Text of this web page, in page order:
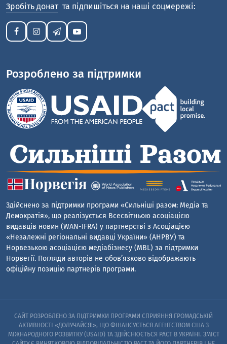
Зробіть донат та підпишіться на наші соцмережі:
Розроблено за підтримки
Здійснено за підтримки програми «Сильніші разом: Медіа та
Демократія», що реалізується Всесвітньою асоціацією
видавців новин (WAN-IFRA) у партнерстві з Асоціацією
«Незалежні регіональні видавці України» (АНРВУ) та
Норвезькою асоціацією медіабізнесу (MBL) за підтримки
Норвегії. Погляди авторів не обов’язково відображають
офіційну позицію партнерів програми.
САЙТ РОЗРОБЛЕНО ЗА ПІДТРИМКИ ПРОГРАМИ СПРИЯННЯ ГРОМАДСЬКІЙ
АКТИВНОСТІ «ДОЛУЧАЙСЯ!», ЩО ФІНАНСУЄТЬСЯ АГЕНТСТВОМ США З
МІЖНАРОДНОГО РОЗВИТКУ (USAID) ТА ЗДІЙСНЮЄТЬСЯ PACT В УКРАЇНІ. ЗМІСТ